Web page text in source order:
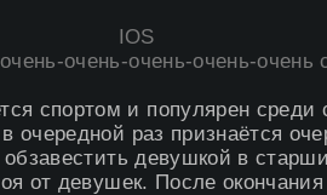
IOS
очень-очень-очень-
спортом и популярен
раз признаётся
девушкой в
от девушек. После